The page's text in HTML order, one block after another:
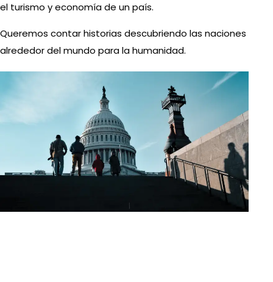
el turismo y economía de un país.
Queremos contar historias descubriendo las naciones
alrededor del mundo para la humanidad.